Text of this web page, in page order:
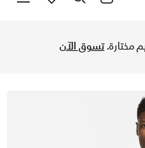
تسوق الآن